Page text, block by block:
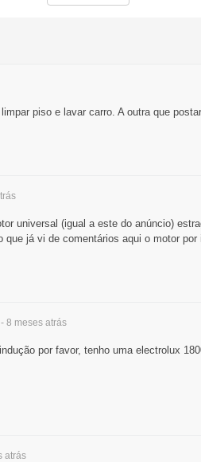
piso e lavar carro. A outra que
universal (igual a este do anúncio)
já vi de comentários aqui o motor
- 8 meses atrás
por favor, tenho uma electrolux
atrás